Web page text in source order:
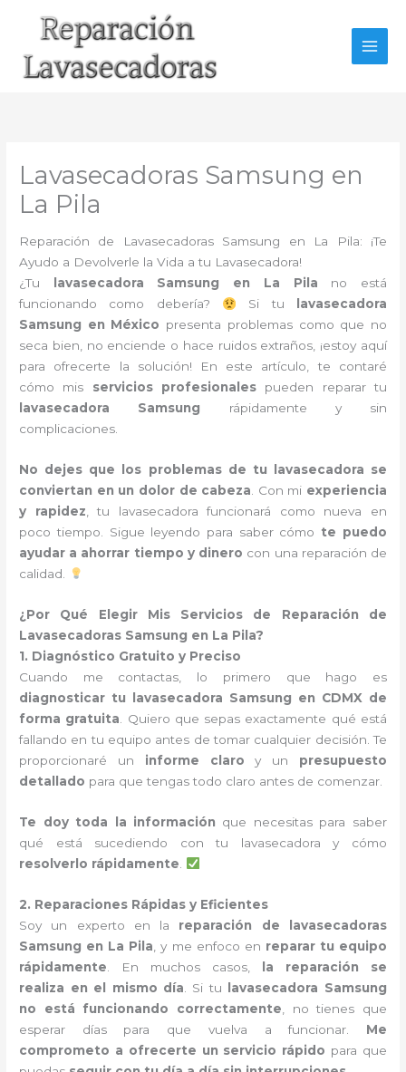
Lavasecadoras Samsung en
La Pila
Reparación de Lavasecadoras Samsung en La Pila: ¡Te
Ayudo a Devolverle la Vida a tu Lavasecadora!
¿Tu
lavasecadora Samsung en La Pila no está
funcionando como debería?
Si tu
lavasecadora
Samsung en México presenta problemas como que no
seca bien, no enciende o hace ruidos extraños, ¡estoy aquí
para ofrecerte la solución! En este artículo, te contaré
cómo mis servicios profesionales pueden reparar tu
lavasecadora Samsung rápidamente y sin
complicaciones.
No dejes que los problemas de tu lavasecadora se
conviertan en un dolor de cabeza . Con mi experiencia
y rapidez , tu lavasecadora funcionará como nueva en
poco tiempo. Sigue leyendo para saber cómo te puedo
ayudar a ahorrar tiempo y dinero con una reparación de
calidad.
¿Por Qué Elegir Mis Servicios de Reparación de
Lavasecadoras Samsung en La Pila?
1. Diagnóstico Gratuito y Preciso
Cuando me contactas, lo primero que hago es
diagnosticar tu lavasecadora Samsung en CDMX de
forma gratuita . Quiero que sepas exactamente qué está
fallando en tu equipo antes de tomar cualquier decisión. Te
proporcionaré un informe claro y un presupuesto
detallado para que tengas todo claro antes de comenzar.
Te doy toda la información que necesitas para saber
qué está sucediendo con tu lavasecadora y cómo
resolverlo rápidamente
2. Reparaciones Rápidas y Eficientes
Soy un experto en la reparación de lavasecadoras
Samsung en La Pila , y me enfoco en reparar tu equipo
rápidamente . En muchos casos,
la reparación se
realiza en el mismo día . Si tu
lavasecadora Samsung
no está funcionando correctamente , no tienes que
esperar días para que vuelva a funcionar. Me
comprometo a ofrecerte un servicio rápido para que